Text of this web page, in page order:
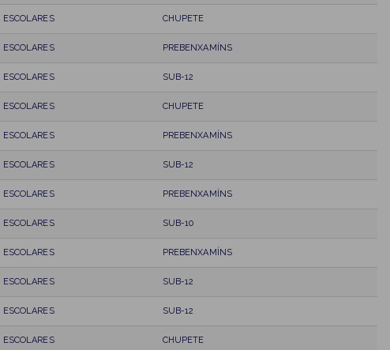
ESCOLARES CHUPETE
ESCOLARES PREBENXAMÍNS
ESCOLARES SUB-12
ESCOLARES CHUPETE
ESCOLARES PREBENXAMÍNS
ESCOLARES SUB-12
ESCOLARES PREBENXAMÍNS
ESCOLARES SUB-10
ESCOLARES PREBENXAMÍNS
ESCOLARES SUB-12
ESCOLARES SUB-12
ESCOLARES CHUPETE